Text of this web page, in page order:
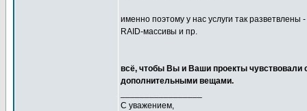
именно поэтому у нас услуги так
RAID-массивы и пр.
всё, чтобы Вы и Ваши проекты чувствовали
дополнительными вещами.
С уважением,